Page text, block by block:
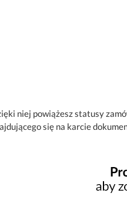
niej powiążesz statusy
się na karcie